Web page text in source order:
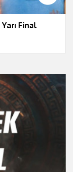
Final